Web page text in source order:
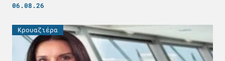
06.08.26
Κρουαζιέρα